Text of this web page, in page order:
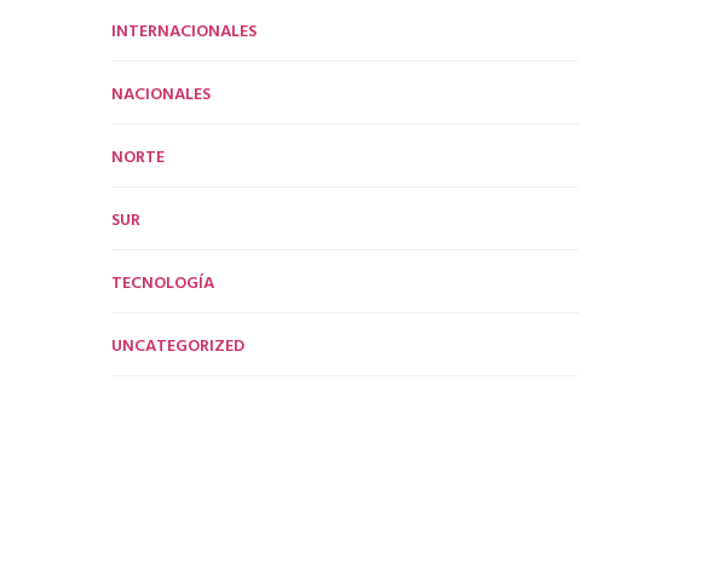
INTERNACIONALES
NACIONALES
NORTE
SUR
TECNOLOGÍA
UNCATEGORIZED